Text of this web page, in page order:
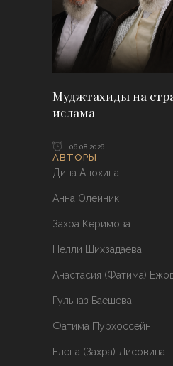
Муджтахиды на
ислама
06.08.2026
АВТОРЫ
Дина Анохина
Анна Олейник
Захра Керимова
Нелли Шихзадаева
Анастасия (Фатима)
Гульназ Баешева
Фатима Пурхоссейн
Елена (Захра) Лисовина